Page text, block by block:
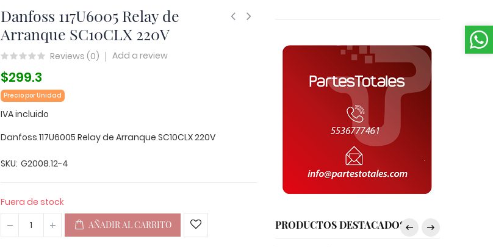
Danfoss 117U6005 Relay de
Arranque SC10CLX 220V
Reviews (0) Add a review
$299.3
Precio por Unidad
IVA incluido
Danfoss 117U6005 Relay de Arranque SC10CLX 220V
SKU G2008.12-4
Fuera de stock
AÑADIR AL CARRITO PRODUCTOS DESTACADOS